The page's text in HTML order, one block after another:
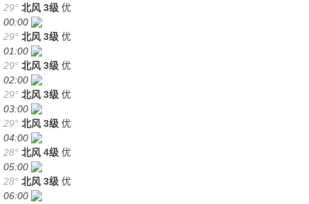
29° 北风 3级 优
00:00
29° 北风 3级 优
01:00
29° 北风 3级 优
02:00
29° 北风 3级 优
03:00
29° 北风 3级 优
04:00
28° 北风 4级 优
05:00
28° 北风 3级 优
06:00